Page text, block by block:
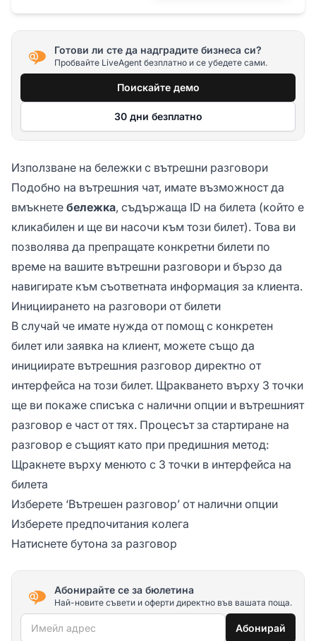
Готови ли сте да надградите бизнеса си?
Пробвайте LiveAgent безплатно и се убедете сами.
Поискайте демо
30 дни безплатно
Използване на бележки с вътрешни разговори
Подобно на вътрешния чат, имате възможност да
вмъкнете бележка, съдържаща ID на билета (който е
кликабилен и ще ви насочи към този билет). Това ви
позволява да препращате конкретни билети по
време на вашите вътрешни разговори и бързо да
навигирате към съответната информация за клиента.
Инициирането на разговори от билети
В случай че имате нужда от помощ с конкретен
билет или заявка на клиент, можете също да
инициирате вътрешния разговор директно от
интерфейса на този билет. Щракването върху 3 точки
ще ви покаже списъка с налични опции и вътрешният
разговор е част от тях. Процесът за стартиране на
разговор е същият като при предишния метод:
Щракнете върху менюто с 3 точки в интерфейса на
билета
Изберете ‘Вътрешен разговор’ от налични опции
Изберете предпочитания колега
Натиснете бутона за разговор
Абонирайте се за бюлетина
Най-новите съвети и оферти директно във вашата поща.
Имейл адрес Абонирай